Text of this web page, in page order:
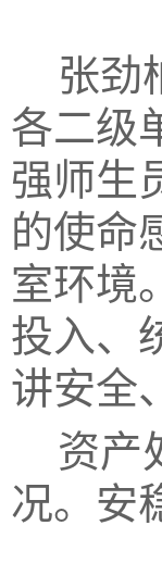
张劲
各二级
强师生
的使命
室环境
投入、
讲安全
资产
况。 安